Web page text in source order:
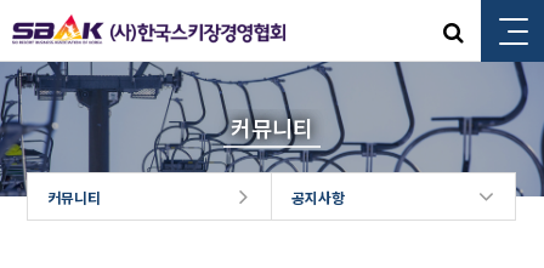
커뮤니티
커뮤니티 공지사항